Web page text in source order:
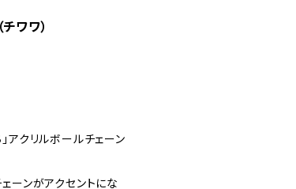
ワワ）
アクリルボールチェーン
ーンがアクセントにな